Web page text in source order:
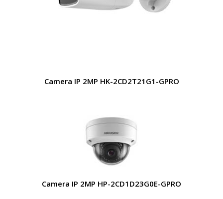
Camera IP 2MP HK-2CD2T21G1-GPRO
Camera IP 2MP HP-2CD1D23G0E-GPRO